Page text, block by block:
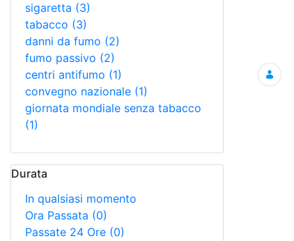
sigaretta (3)
tabacco (3)
danni da fumo (2)
fumo passivo (2)
centri antifumo (1)
convegno nazionale (1)
giornata mondiale senza tabacco
(1)
Durata
In qualsiasi momento
Ora Passata (0)
Passate 24 Ore (0)